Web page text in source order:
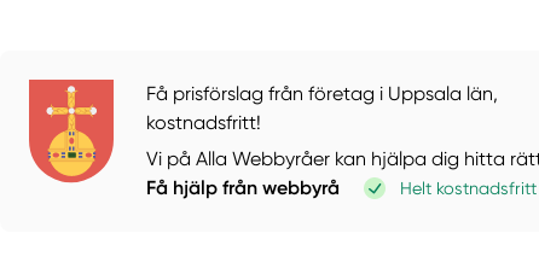
Få prisförslag från företag i Uppsala län,
kostnadsfritt!
Vi på Alla Webbyråer kan hjälpa dig hitta
Få hjälp från webbyrå
Helt kostnadsfritt